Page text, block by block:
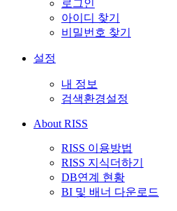
로그인
아이디 찾기
비밀번호 찾기
설정
내 정보
검색환경설정
About RISS
RISS 이용방법
RISS 지식더하기
DB연계 현황
BI 및 배너 다운로드